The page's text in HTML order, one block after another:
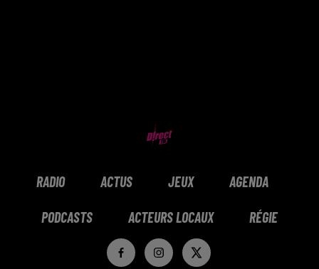
RADIO ACTUS JEUX AGENDA
PODCASTS ACTEURS LOCAUX RÉGIE